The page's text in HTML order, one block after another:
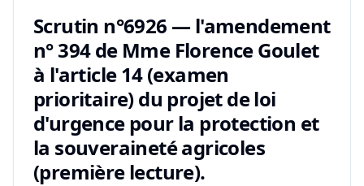
Scrutin n°6926 — l'amendement
n° 394 de Mme Florence Goulet
à l'article 14 (examen
prioritaire) du projet de loi
d'urgence pour la protection et
la souveraineté agricoles
(première lecture).